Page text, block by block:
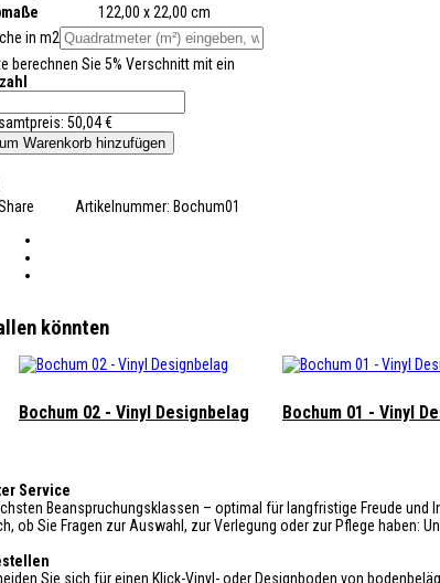
122,00 x 22,00 cm
in m2
berechnen Sie 5% Verschnitt mit ein
50,04 €
Artikelnummer: Bochum01
könnten
Bochum 02 - Vinyl Designbelag Bochum 01 - Vinyl
Service
Beanspruchungsklassen – optimal für langfristige Freude
ob Sie Fragen zur Auswahl, zur Verlegung oder zur Pflege haben:
Sie sich für einen Klick-Vinyl- oder Designboden von